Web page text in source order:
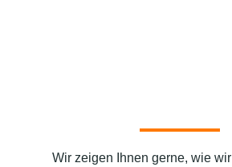
Wir zeigen Ihnen gerne, wie wir